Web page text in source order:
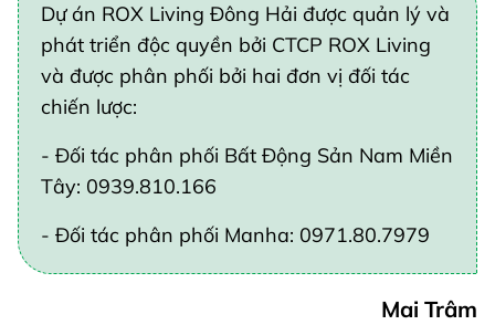
Dự án ROX Living Đông Hải được quản lý và
phát triển độc quyền bởi CTCP ROX Living
và được phân phối bởi hai đơn vị đối tác
chiến lược:
- Đối tác phân phối Bất Động Sản Nam Miền
Tây: 0939.810.166
- Đối tác phân phối Manha: 0971.80.7979
Mai Trâm